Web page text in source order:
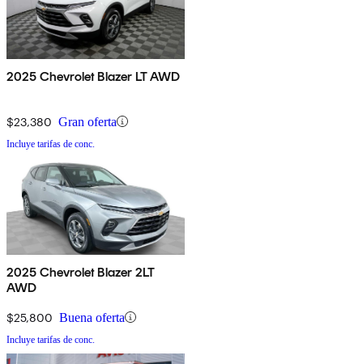
2025 Chevrolet Blazer LT AWD
$23,380 Gran oferta
Incluye tarifas de conc.
2025 Chevrolet Blazer 2LT
AWD
$25,800 Buena oferta
Incluye tarifas de conc.